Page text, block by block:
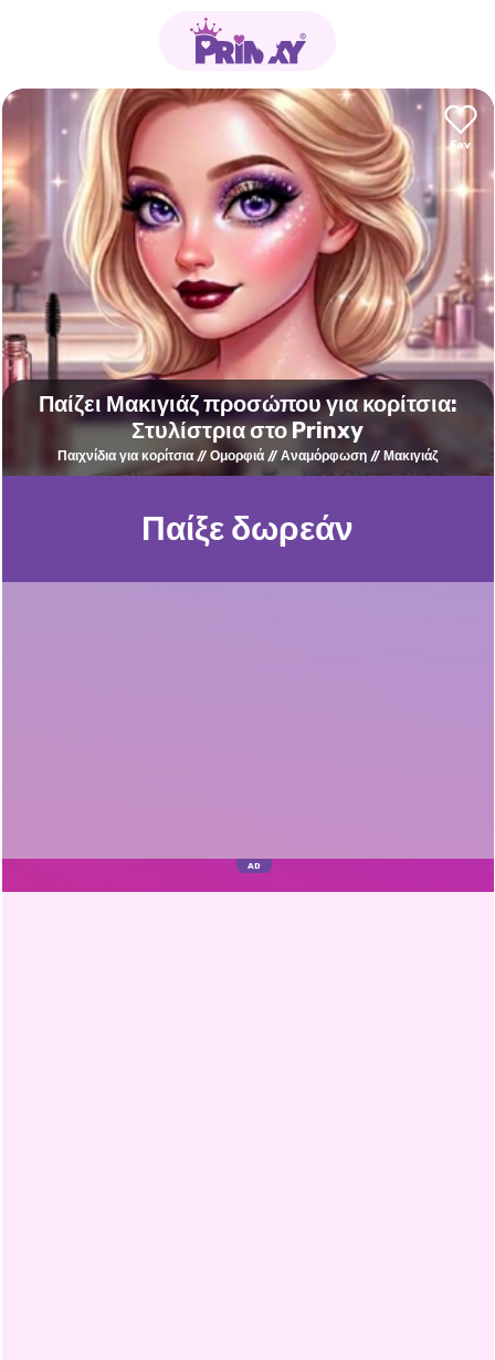
Παίζει Μακιγιάζ προσώπου για κορίτσια:
Στυλίστρια στο Prinxy
Παιχνίδια για κορίτσια Ομορφιά Αναμόρφωση Μακιγιάζ
Παίξε δωρεάν